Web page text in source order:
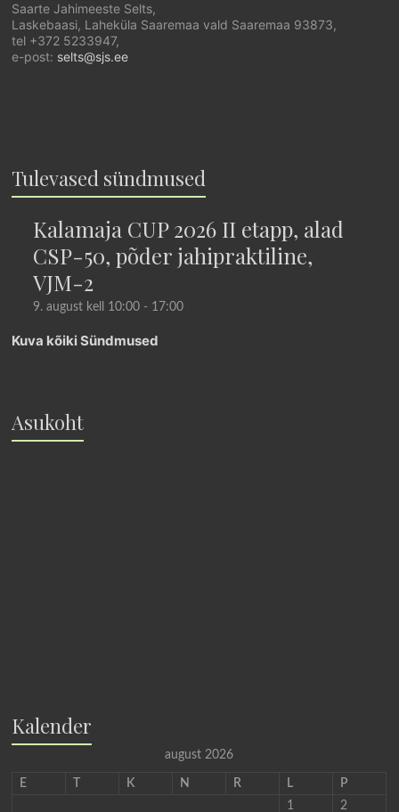
Saarte Jahimeeste Selts,
Laskebaasi, Laheküla Saaremaa vald Saaremaa 93873,
tel +372 5233947,
e-post: selts@sjs.ee
Tulevased sündmused
Kalamaja CUP 2026 II etapp, alad
CSP-50, põder jahipraktiline,
VJM-2
9. august kell 10:00 - 17:00
Kuva kõiki Sündmused
Asukoht
Kalender
august 2026
E K N R L
P
1
2